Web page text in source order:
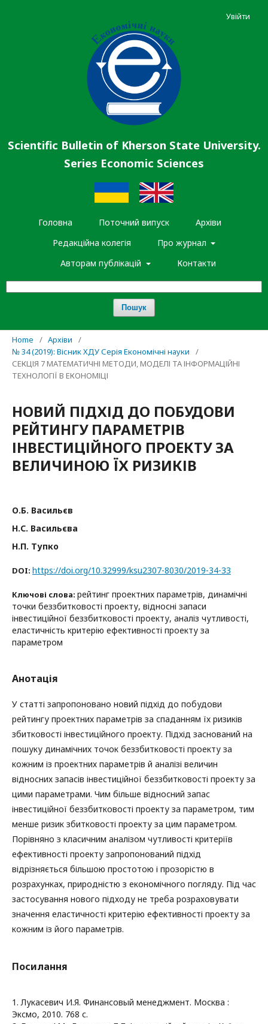
Scientific Bulletin of Kherson State University.
Series Economic Sciences
Головна Поточний випуск
Архіви
Редакційна колегія
Про журнал
Авторам публікацій
Контакти
Пошук
Увійти
Home / Архіви
/
№ 34 (2019): Вісник ХДУ Серія Економічні науки
/
СЕКЦІЯ 7 МАТЕМАТИЧНІ МЕТОДИ, МОДЕЛІ ТА ІНФОРМАЦІЙНІ
ТЕХНОЛОГІЇ В ЕКОНОМІЦІ
НОВИЙ ПІДХІД ДО ПОБУДОВИ
РЕЙТИНГУ ПАРАМЕТРІВ
ІНВЕСТИЦІЙНОГО ПРОЕКТУ ЗА
ВЕЛИЧИНОЮ ЇХ РИЗИКІВ
О.Б. Васильєв
Н.С. Васильєва
Н.П. Тупко
DOI: https://doi.org/10.32999/ksu2307-8030/2019-34-33
Ключові слова: рейтинг проектних параметрів, динамічні
точки беззбитковості проекту, відносні запаси
інвестиційної беззбитковості проекту, аналіз чутливості,
еластичність критерію ефективності проекту за
параметром
Анотація
У статті запропоновано новий підхід до побудови
рейтингу проектних параметрів за спаданням їх ризиків
збитковості інвестиційного проекту. Підхід заснований на
пошуку динамічних точок беззбитковості проекту за
кожним із проектних параметрів й аналізі величин
відносних запасів інвестиційної беззбитковості проекту за
цими параметрами. Чим більше відносний запас
інвестиційної беззбитковості проекту за параметром, тим
менше ризик збитковості проекту за цим параметром.
Порівняно з класичним аналізом чутливості критеріїв
ефективності проекту запропонований підхід
відрізняється більшою простотою і прозорістю в
розрахунках, природністю з економічного погляду. Під час
застосування нового підходу не треба розраховувати
значення еластичності критерію ефективності проекту за
кожним із його параметрів.
Посилання
1. Лукасевич И.Я. Финансовый менеджмент. Москва :
Эксмо, 2010. 768 с.